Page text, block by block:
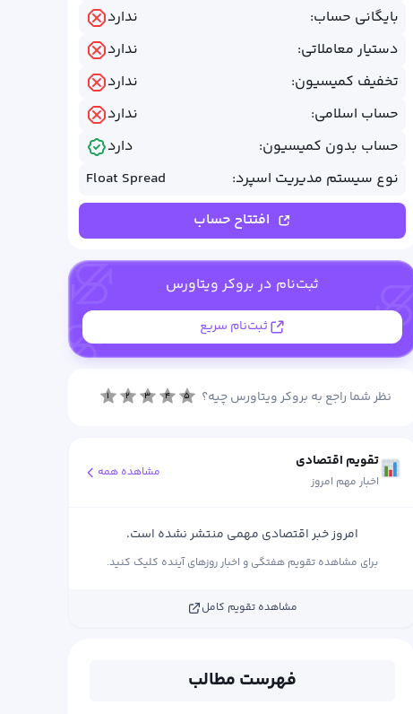
بایگانی حساب:
ندارد
دستیار معاملاتی:
ندارد
تخفیف کمیسیون:
ندارد
حساب اسلامی:
ندارد
حساب بدون کمیسیون:
دارد
نوع سیستم مدیریت اسپرد:
Float Spread
افتتاح حساب
ثبت‌نام در بروکر ویتاورس
ثبت‌نام سریع
نظر شما راجع به بروکر ویتاورس چیه؟ ۱ ۲ ۳ ۴ ۵
تقویم اقتصادی
اخبار مهم امروز
مشاهده همه
امروز خبر اقتصادی مهمی منتشر نشده است.
برای مشاهده تقویم هفتگی و اخبار روزهای آینده کلیک کنید.
مشاهده تقویم کامل
فهرست مطالب